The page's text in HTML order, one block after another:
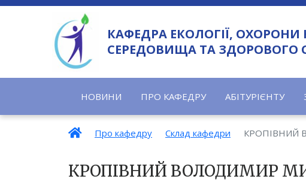
КАФЕДРА ЕКОЛОГІЇ,
СЕРЕДОВИЩА ТА ЗДОРОВОГО
НОВИНИ ПРО КАФЕДРУ АБІТУРІЄНТУ
Про кафедру Склад кафедри КРОПІВНИЙ
КРОПІВНИЙ ВОЛОДИМИР